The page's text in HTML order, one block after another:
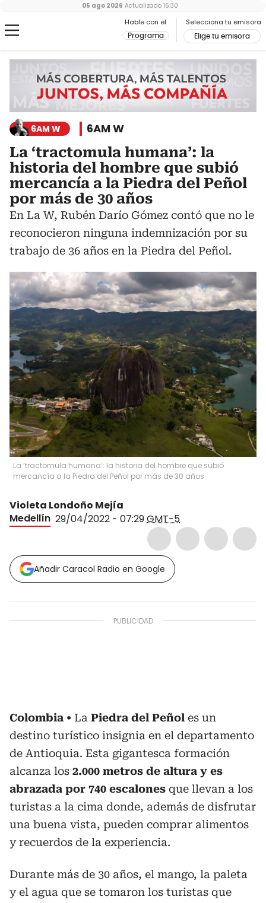
Hable con el
Programa
Selecciona tu emisora
Elige tu emisora
05 ago 2026 Actualizado 16:30
6AM W 6AM W
La ‘tractomula humana’: la
historia del hombre que subió
mercancía a la Piedra del Peñol
por más de 30 años
En La W, Rubén Darío Gómez contó que no le
reconocieron ninguna indemnización por su
trabajo de 36 años en la Piedra del Peñol.
La ‘tractomula humana’: la historia del hombre que subió
mercancía a la Piedra del Peñol por más de 30 años
Violeta Londoño Mejía
Medellín 29/04/2022 - 07:29GMT-5
Añadir Caracol Radio en Google
Colombia La Piedra del Peñol es un
destino turístico insignia en el departamento
de Antioquia. Esta gigantesca formación
alcanza los 2.000 metros de altura y es
abrazada por 740 escalones que llevan a los
turistas a la cima donde, además de disfrutar
una buena vista, pueden comprar alimentos
y recuerdos de la experiencia.
Durante más de 30 años, el mango, la paleta
y el agua que se tomaron los turistas que